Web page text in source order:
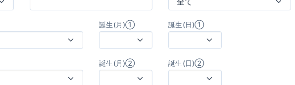
誕生(月)① 誕生(日)①
誕生(月)② 誕生(日)②